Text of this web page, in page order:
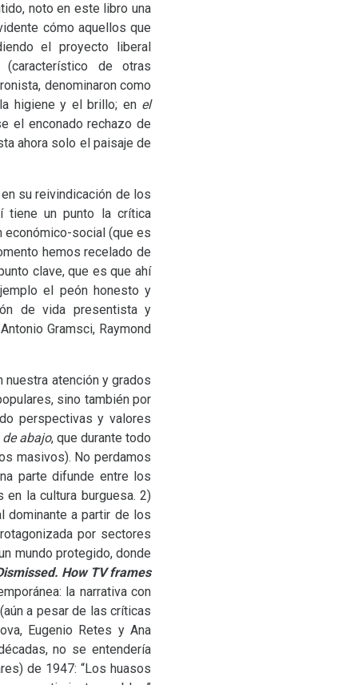
noto en este libro una
cómo aquellos que
el proyecto liberal
de otras
denominaron como
higiene y el brillo; en el
el enconado rechazo de
ahora solo el paisaje de
su reivindicación de los
tiene un punto la crítica
económico-social (que es
hemos recelado de
clave, que es que ahí
el peón honesto y
de vida presentista y
Gramsci, Raymond
atención y grados
sino también por
perspectivas y valores
de abajo, que durante todo
masivos). No perdamos
parte difunde entre los
la cultura burguesa. 2)
dominante a partir de los
por sectores
mundo protegido, donde
How TVframes
la narrativa con
a pesar de las críticas
Eugenio Retes y Ana
no se entendería
de 1947: “Los huasos